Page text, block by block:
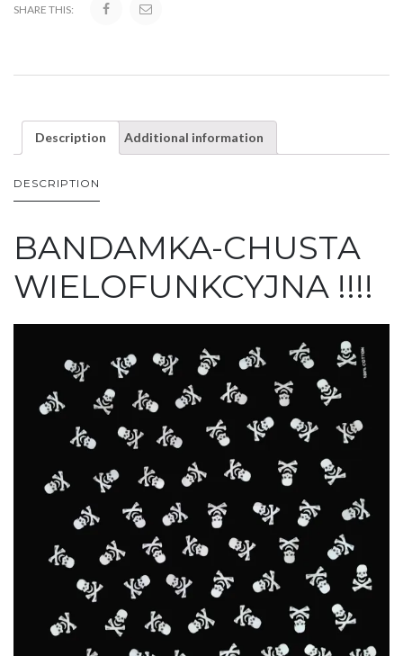
SHARE THIS:
Description Additional information
DESCRIPTION
BANDAMKA-CHUSTA
WIELOFUNKCYJNA !!!!